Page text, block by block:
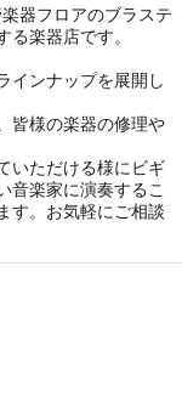
器フロアのブラステ
楽器店です。
インナップを展開し
皆様の楽器の修理や
いただける様にビギ
音楽家に演奏するこ
す。お気軽にご相談